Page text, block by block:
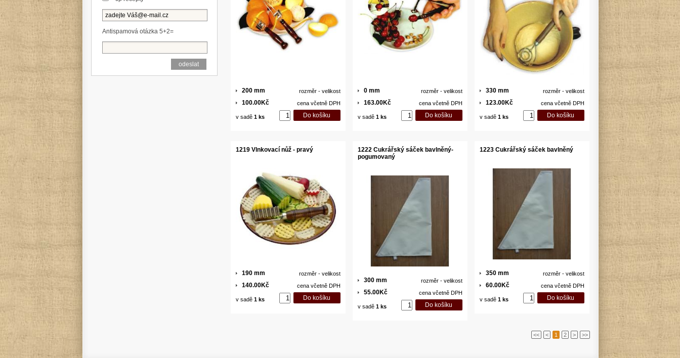
rozměr - velikost
200 mm
cena včetně DPH
100.00Kč
v sadě 1 ks
rozměr - velikost
0 mm
cena včetně DPH
163.00Kč
v sadě 1 ks
rozměr - velikost
330 mm
cena včetně DPH
123.00Kč
v sadě 1 ks
1219 Vlnkovací nůž - pravý
rozměr - velikost
190 mm
cena včetně DPH
140.00Kč
v sadě 1 ks
1222 Cukrářský sáček bavlněný-
pogumovaný
rozměr - velikost
300 mm
cena včetně DPH
55.00Kč
v sadě 1 ks
1223 Cukrářský sáček bavlněný
rozměr - velikost
350 mm
cena včetně DPH
60.00Kč
v sadě 1 ks
<< < 1 2 > >>
Antispamová otázka 5+2=